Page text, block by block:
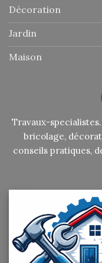
Décoration
Jardin
Maison
Travaux-
bricolage,
conseils pratiques,